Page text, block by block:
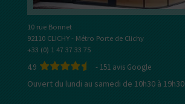
10 rue Bonnet
92110 CLICHY - Métro Porte de Clichy
+33 (0) 1 47 37 33 75
4.9 - 151 avis Google
Ouvert du lundi au samedi de 10h30 à 19h30